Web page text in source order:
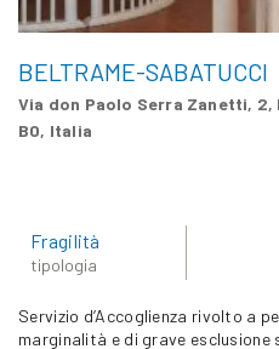
BELTRAME-SABATUCCI
Via don Paolo Serra Zanetti, 2,
BO, Italia
Fragilità
tipologia
Servizio d’Accoglienza rivolto a
marginalità e di grave esclusione